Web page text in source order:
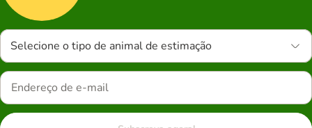
Selecione o tipo de animal de estimação